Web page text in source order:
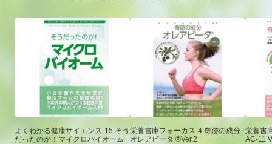
よくわかる健康サイエンス-15 そう
だったのか！マイクロバイオーム
栄養書庫フォーカス-4 奇跡の成分
オレアビータ ®Ver.2
栄養書
AC-11